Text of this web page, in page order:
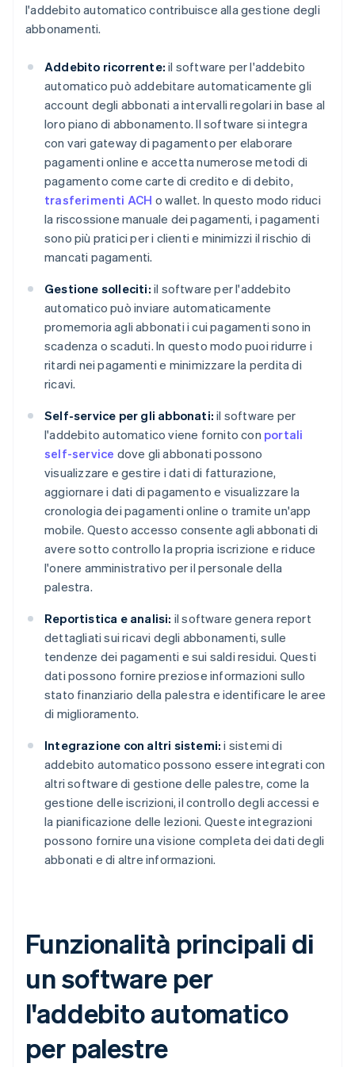
l'addebito automatico contribuisce alla gestione degli
abbonamenti.
Addebito ricorrente: il software per l'addebito
automatico può addebitare automaticamente gli
account degli abbonati a intervalli regolari in base al
loro piano di abbonamento. Il software si integra
con vari gateway di pagamento per elaborare
pagamenti online e accetta numerose metodi di
pagamento come carte di credito e di debito,
trasferimenti ACH o wallet. In questo modo riduci
la riscossione manuale dei pagamenti, i pagamenti
sono più pratici per i clienti e minimizzi il rischio di
mancati pagamenti.
Gestione solleciti: il software per l'addebito
automatico può inviare automaticamente
promemoria agli abbonati i cui pagamenti sono in
scadenza o scaduti. In questo modo puoi ridurre i
ritardi nei pagamenti e minimizzare la perdita di
ricavi.
Self-service per gli abbonati: il software per
l'addebito automatico viene fornito con portali
self-service dove gli abbonati possono
visualizzare e gestire i dati di fatturazione,
aggiornare i dati di pagamento e visualizzare la
cronologia dei pagamenti online o tramite un'app
mobile. Questo accesso consente agli abbonati di
avere sotto controllo la propria iscrizione e riduce
l'onere amministrativo per il personale della
palestra.
Reportistica e analisi: il software genera report
dettagliati sui ricavi degli abbonamenti, sulle
tendenze dei pagamenti e sui saldi residui. Questi
dati possono fornire preziose informazioni sullo
stato finanziario della palestra e identificare le aree
di miglioramento.
Integrazione con altri sistemi: i sistemi di
addebito automatico possono essere integrati con
altri software di gestione delle palestre, come la
gestione delle iscrizioni, il controllo degli accessi e
la pianificazione delle lezioni. Queste integrazioni
possono fornire una visione completa dei dati degli
abbonati e di altre informazioni.
Funzionalità principali di
un software per
l'addebito automatico
per palestre